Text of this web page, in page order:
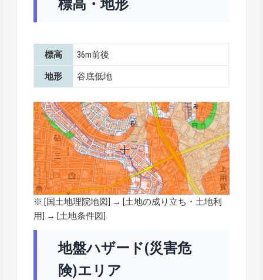
標高・地形
標高 36m前後
地形 谷底低地
※ [ 国土地理院地図
] → [土地の成り立ち・土地利
用] → [土地条件図]
地盤ハザード(災害危
険)エリア